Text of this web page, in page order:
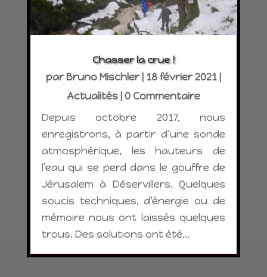
Chasser la crue !
parBruno Mischler| 18 février 2021|
Actualités| 0 Commentaire
Depuis octobre 2017, nous
enregistrons, à partir d’une sonde
atmosphérique, les hauteurs de
l’eau qui se perd dans le gouffre de
Jérusalem à Déservillers. Quelques
soucis techniques, d’énergie ou de
mémoire nous ont laissés quelques
trous. Des solutions ont été...